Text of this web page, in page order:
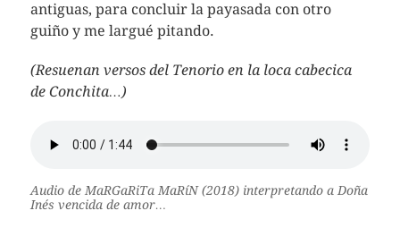
antiguas, para concluir la payasada con otro
guiño y me largué pitando.
(Resuenan versos del Tenorio en la loca cabecica
de Conchita…)
Audio de MaRGaRiTa MaRíN (2018) interpretando a Doña
Inés vencida de amor…